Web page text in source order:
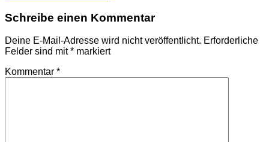
Schreibe einen Kommentar
Deine E-Mail-Adresse wird nicht veröffentlicht. Erforderliche
Felder sind mit* markiert
Kommentar *